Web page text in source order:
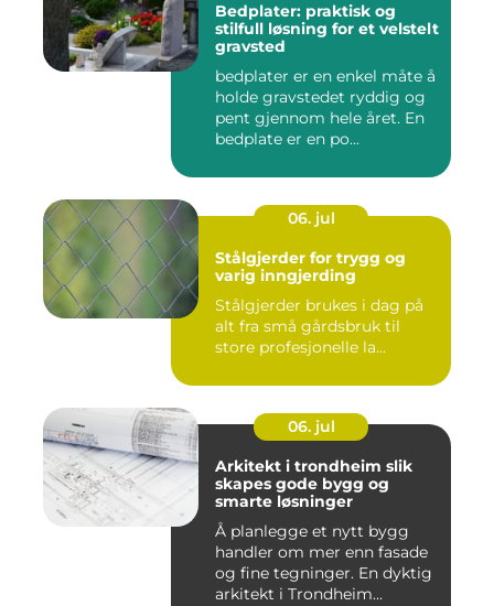
Bedplater: praktisk og
stilfull løsning for et velstelt
gravsted
bedplater er en enkel måte å
holde gravstedet ryddig og
pent gjennom hele året. En
bedplate er en po...
06. jul
Stålgjerder for trygg og
varig inngjerding
Stålgjerder brukes i dag på
alt fra små gårdsbruk til
store profesjonelle la...
06. jul
Arkitekt i trondheim slik
skapes gode bygg og
smarte løsninger
Å planlegge et nytt bygg
handler om mer enn fasade
og fine tegninger. En dyktig
arkitekt i Trondheim...